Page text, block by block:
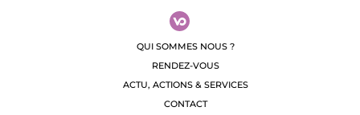
QUI SOMMES NOUS ?
RENDEZ-VOUS
ACTU, ACTIONS & SERVICES
CONTACT